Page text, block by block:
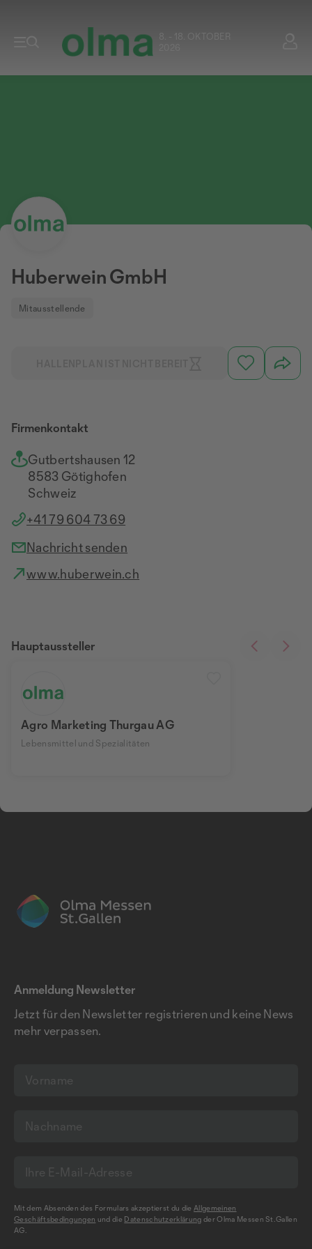
8. - 18. OKTOBER
Huberwein GmbH
Mitausstellende
Firmenkontakt
Gutbertshausen 12
8583 Götighofen
Schweiz
+41 79 604 73 69
Nachricht senden
www.huberwein.ch
Agro Marketing Thurgau AG
Lebensmittel und Spezialitäten
Hauptaussteller
Anmeldung Newsletter
Jetzt für den Newsletter registrieren und keine News
mehr verpassen.
Mit dem Absenden des Formulars akzeptierst du dieAllgemeinen
Geschäftsbedingungen und die Datenschutzerklärung der Olma Messen St.Gallen
AG.